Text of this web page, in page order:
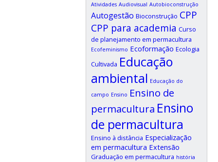
Atividades Audiovisual Autobioconstrução
Autogestão Bioconstrução CPP
CPP para academia Curso
de planejamento em permacultura
Ecofeminismo Ecoformação Ecologia
Cultivada Educação
ambiental Educação do
campo Ensino Ensino de
permacultura Ensino
de permacultura
Ensino à distância Especialização
em permacultura Extensão
Graduação em permacultura história